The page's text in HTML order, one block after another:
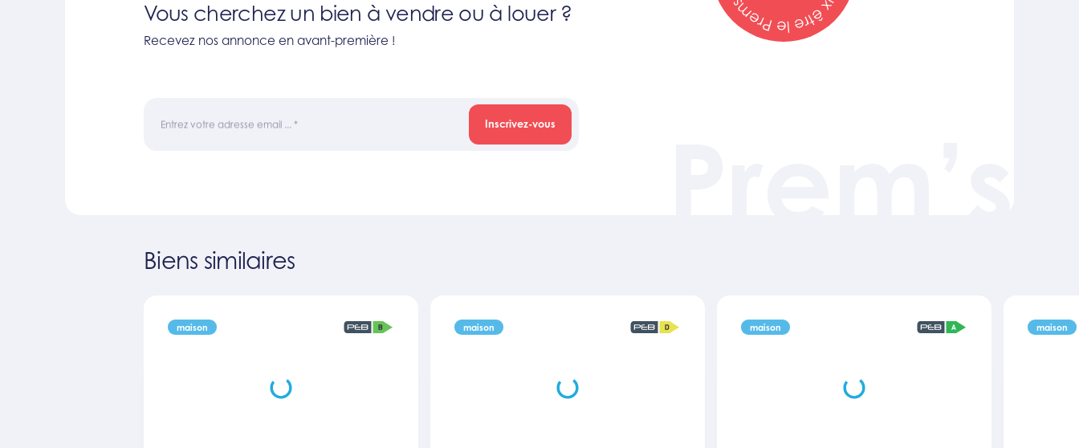
Vous cherchez un bien à vendre ou à louer ?
Recevez nos annonce en avant-première !
Entrez votre adresse email ... * Inscrivez-vous
Biens similaires
maison maison maison maison